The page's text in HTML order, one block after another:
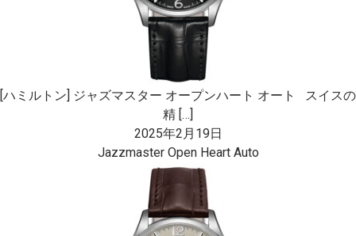
[ハミルトン] ジャズマスター オープンハート オート スイスの
精 […]
2025年2月19日
Jazzmaster Open Heart Auto